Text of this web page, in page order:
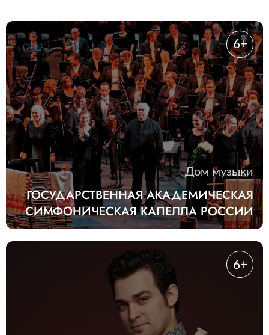
6+
Дом музыки
ГОСУДАРСТВЕННАЯ АКАДЕМИЧЕСКАЯ
СИМФОНИЧЕСКАЯ КАПЕЛЛА РОССИИ
6+